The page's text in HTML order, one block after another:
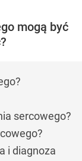
mogą być
sercowego?
i diagnoza